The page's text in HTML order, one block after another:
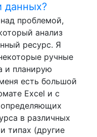
данных?
проблемой,
анализ
ресурс. Я
ручные
и планирую
есть большой
Excel и с
в различных
типах (другие